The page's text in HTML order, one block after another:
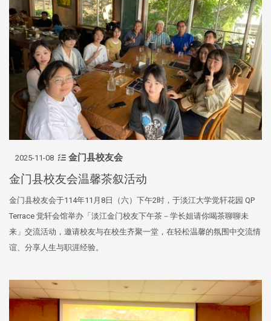
2025-11-08 金门县校友会
金门县校友会温馨茶叙活动
金门县校友会于114年11月8日（六）下午2时，于淡江大学觉轩花园 QP
Terrace 觉轩会馆举办「淡江金门校友下午茶－学长姐请你喝茶聊聊未
来」交流活动，邀请校友与在校生齐聚一堂，在轻松温馨的氛围中交流情
谊、分享人生与职涯经验。